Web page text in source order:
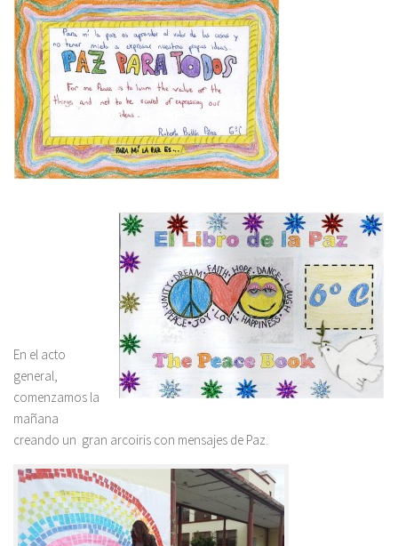
En el acto
general,
comenzamos la
mañana
creando un gran arcoiris con mensajes de Paz.